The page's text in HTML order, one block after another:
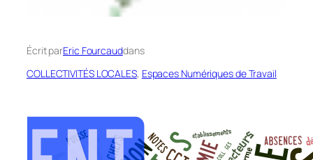
Écrit parEric Fourcauddans
COLLECTIVITÉS LOCALES, Espaces Numériques de Travail